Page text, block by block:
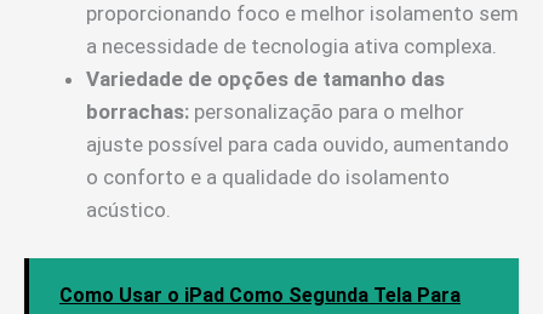
proporcionando foco e melhor isolamento sem
a necessidade de tecnologia ativa complexa.
Variedade de opções de tamanho das
borrachas: personalização para o melhor
ajuste possível para cada ouvido, aumentando
o conforto e a qualidade do isolamento
acústico.
Como Usar o iPad Como Segunda Tela Para